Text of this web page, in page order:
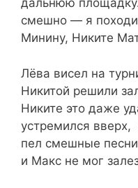
дальнюю
смешно — я
Минину, Никите
Лёва висел на
Никитой решили
Никите это даже
устремился
пел смешные
и Макс не мог